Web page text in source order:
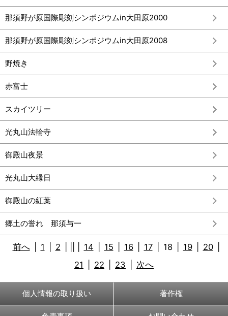
那須野が原国際彫刻シンポジウムin大田原2000
那須野が原国際彫刻シンポジウムin大田原2008
野焼き
赤富士
スカイツリー
光丸山法輪寺
御殿山夜景
光丸山大縁日
御殿山の紅葉
郷土の誉れ 那須与一
前へ 1 2 14 15 16 17 18 19 20
21
22 23 次へ
個人情報の取り扱い 著作権